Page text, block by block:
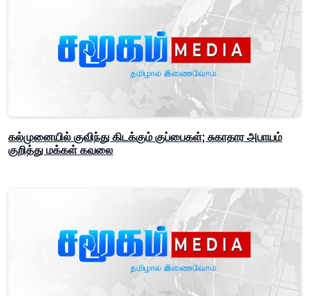
கல்முனையில் குவிந்து கிடக்கும் குப்பைகள்; சுகாதார அபாயம்
குறித்து மக்கள் கவலை